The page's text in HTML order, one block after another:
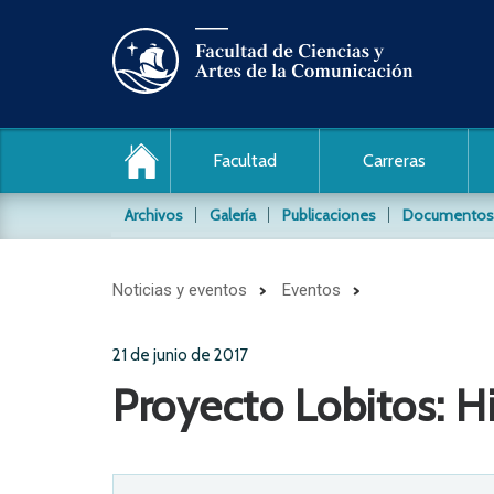
Facultad Carreras
Archivos
Conservamos y difundimos los siguientes
Daniel Pajuelo / PUCP
Galería Publicaciones Documentos
Noticias y eventos Eventos
21 de junio de 2017
Proyecto Lobitos: